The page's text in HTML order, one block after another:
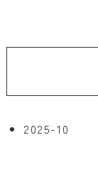
2025-10